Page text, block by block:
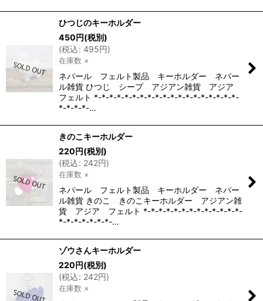
ひつじのキーホルダー
450円(税別)
(税込: 495円)
在庫数 ×
ネパール フェルト製品 キーホルダー ネパー
ル雑貨 ひつじ シープ アジアン雑貨 アジア
フェルト *-*-*-*-*-*-*-*-*-*-*-*-*-*-*-*-*-*-*-
*-*-*-*-…
きのこキーホルダー
220円(税別)
(税込: 242円)
在庫数 ×
ネパール フェルト製品 キーホルダー ネパー
ル雑貨 きのこ きのこキーホルダー アジアン雑
貨 アジア フェルト *-*-*-*-*-*-*-*-*-*-*-*-*-
*-*-*-*-*-*-*-…
ゾウさんキーホルダー
220円(税別)
(税込: 242円)
在庫数 ×